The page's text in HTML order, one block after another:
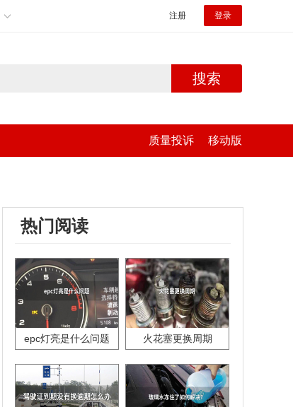
注册 登录
搜索
质量投诉 移动版
热门阅读
epc灯亮是什么问题 火花塞更换周期